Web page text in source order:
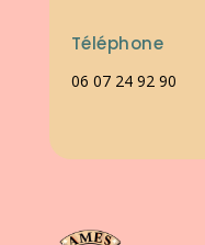
Téléphone
06 07 24 92 90